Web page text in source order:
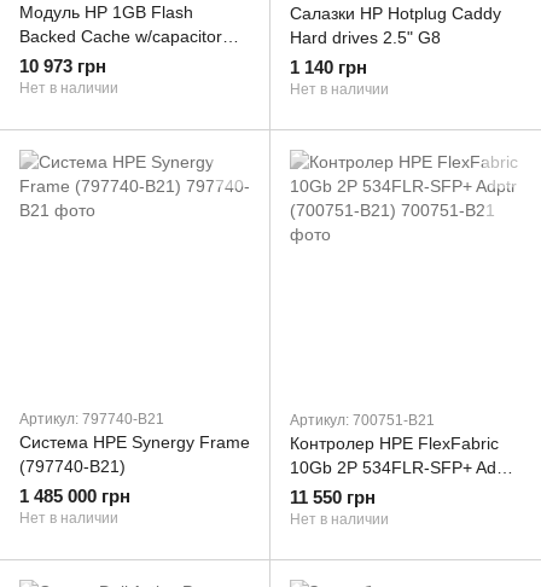
Модуль HP 1GB Flash
Backed Cache w/capacitor
(534562-B21) (534562-B21)
10 973 грн
Нет в наличии
Салазки HP Hotplug Caddy
Hard drives 2.5" G8
1 140 грн
Нет в наличии
Артикул: 797740-B21
Система HPE Synergy Frame
(797740-B21)
1 485 000 грн
Нет в наличии
Артикул: 700751-B21
Контролер HPE FlexFabric
10Gb 2P 534FLR-SFP+ Adptr
(700751-B21)
11 550 грн
Нет в наличии